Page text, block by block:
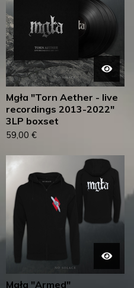
Mgła "Torn Aether - live
recordings 2013-2022"
3LP boxset
59,00 €
Mgła "Armed"